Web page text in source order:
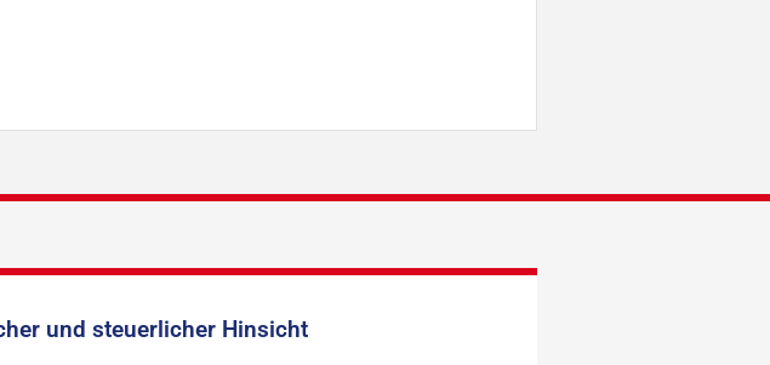
und steuerlicher Hinsicht